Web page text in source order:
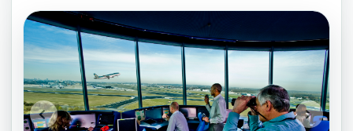
Projektteam: SupraTix GmbH.
Historischer Finanzierungsstand: 0 EUR von 40.000,00 EUR.
Unterstützer:innen: 0. Erreicht: 0 Prozent.
Historisch veröffentlichte Unterstützungsoptionen: 4.
Aktiver Seitenabschnitt: information.
Qualitätssicherung: Kanonische URL, Robots-Angaben,